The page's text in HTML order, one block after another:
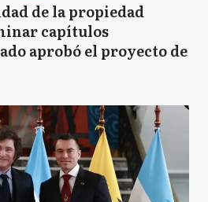
de la propiedad
capítulos
aprobó el proyecto de